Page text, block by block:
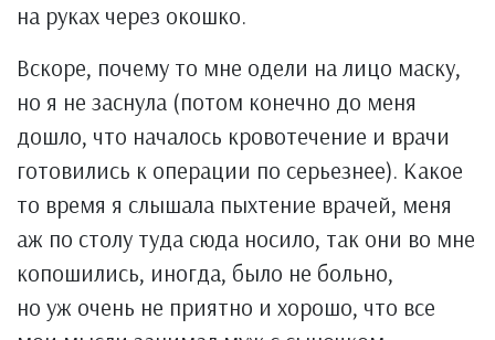
на руках через окошко.
Вскоре, почему то мне одели на лицо маску,
но я не заснула (потом конечно до меня
дошло, что началось кровотечение и врачи
готовились к операции по серьезнее). Какое
то время я слышала пыхтение врачей, меня
аж по столу туда сюда носило, так они во мне
копошились, иногда, было не больно,
но уж очень не приятно и хорошо, что все